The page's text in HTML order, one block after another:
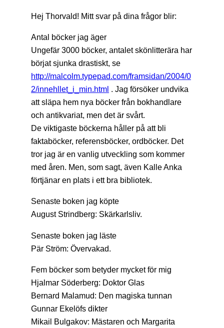
Hej Thorvald! Mitt svar på dina frågor blir:
Antal böcker jag äger
Ungefär 3000 böcker, antalet skönlitterära har
börjat sjunka drastiskt, se
http://malcolm.typepad.com/framsidan/2004/0
2/innehllet_i_min.html . Jag försöker undvika
att släpa hem nya böcker från bokhandlare
och antikvariat, men det är svårt.
De viktigaste böckerna håller på att bli
faktaböcker, referensböcker, ordböcker. Det
tror jag är en vanlig utveckling som kommer
med åren. Men, som sagt, även Kalle Anka
förtjänar en plats i ett bra bibliotek.
Senaste boken jag köpte
August Strindberg: Skärkarlsliv.
Senaste boken jag läste
Pär Ström: Övervakad.
Fem böcker som betyder mycket för mig
Hjalmar Söderberg: Doktor Glas
Bernard Malamud: Den magiska tunnan
Gunnar Ekelöfs dikter
Mikail Bulgakov: Mästaren och Margarita